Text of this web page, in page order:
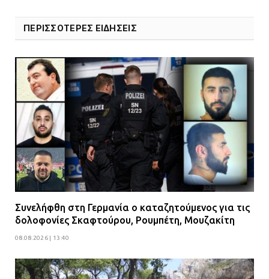
ΠΕΡΙΣΣΟΤΕΡΕΣ ΕΙΔΗΣΕΙΣ
Συνελήφθη στη Γερμανία ο καταζητούμενος για τις
δολοφονίες Σκαφτούρου, Ρουμπέτη, Μουζακίτη
08.08.2026 | 13:40